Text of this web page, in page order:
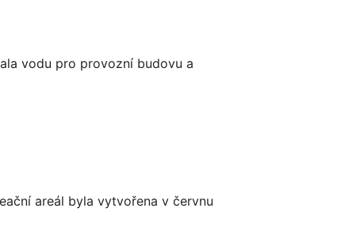
vodu pro provozní budovu a
areál byla vytvořena v červnu